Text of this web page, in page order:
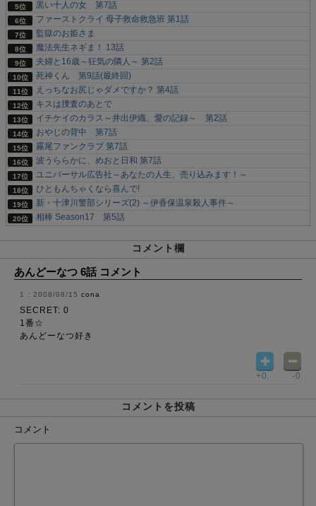
黒い十人の女 第7話
ファーストクライ 母子救命救急班 第1話
監獄のお姫さま
魔法先生ネギま！ 13話
夫婦と16歳～狂気の隣人～ 第2話
死神くん 第9話(最終回)
えっちなお尻じゃダメですか？ 第4話
キスは捜査のあとで
イチケイのカラス～井出伊織、愛の記録～ 第2話
おやじの背中 第7話
霧尾ファンクラブ 第7話
波うららかに、めおと日和 第7話
ユニバーサル広告社～あなたの人生、売り込みます！～
ひともんちゃくなら喜んで!
新・十津川警部シリーズ(2) ～伊香保温泉殺人事件～
相棒 Season17 第5話
コメント欄
あんどーなつ 6話 コメント
2008/08/15 cona
SECRET: 0
1番☆
あんどーなつ好き
+0 -0
コメントを投稿
コメント